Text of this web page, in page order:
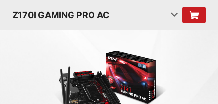
Z170I GAMING PRO AC